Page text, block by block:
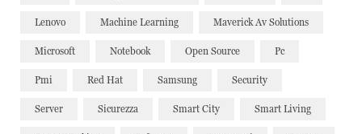
Lenovo Machine Learning Maverick Av Solutions
Microsoft Notebook Open Source Pc
Pmi Red Hat Samsung Security
Server Sicurezza Smart City Smart Living